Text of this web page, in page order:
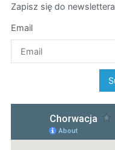
Zapisz się do newslettera
Email